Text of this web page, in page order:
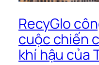
RecyGlo
cuộc chiến
khí hậu của